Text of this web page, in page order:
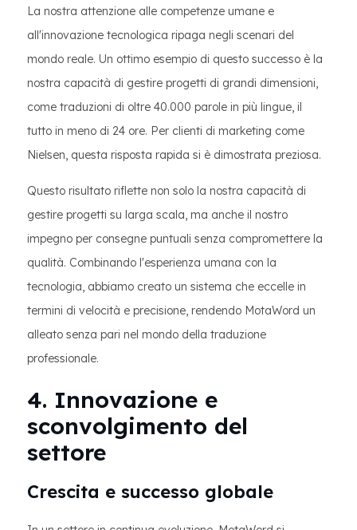
La nostra attenzione alle competenze umane e
all'innovazione tecnologica ripaga negli scenari del
mondo reale. Un ottimo esempio di questo successo è la
nostra capacità di gestire progetti di grandi dimensioni,
come traduzioni di oltre 40.000 parole in più lingue, il
tutto in meno di 24 ore. Per clienti di marketing come
Nielsen, questa risposta rapida si è dimostrata preziosa.
Questo risultato riflette non solo la nostra capacità di
gestire progetti su larga scala, ma anche il nostro
impegno per consegne puntuali senza compromettere la
qualità. Combinando l'esperienza umana con la
tecnologia, abbiamo creato un sistema che eccelle in
termini di velocità e precisione, rendendo MotaWord un
alleato senza pari nel mondo della traduzione
professionale.
4. Innovazione e
sconvolgimento del
settore
Crescita e successo globale